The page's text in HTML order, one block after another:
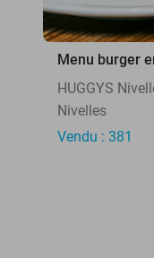
Menu burger
HUGGYS
Nivelles
Vendu : 381